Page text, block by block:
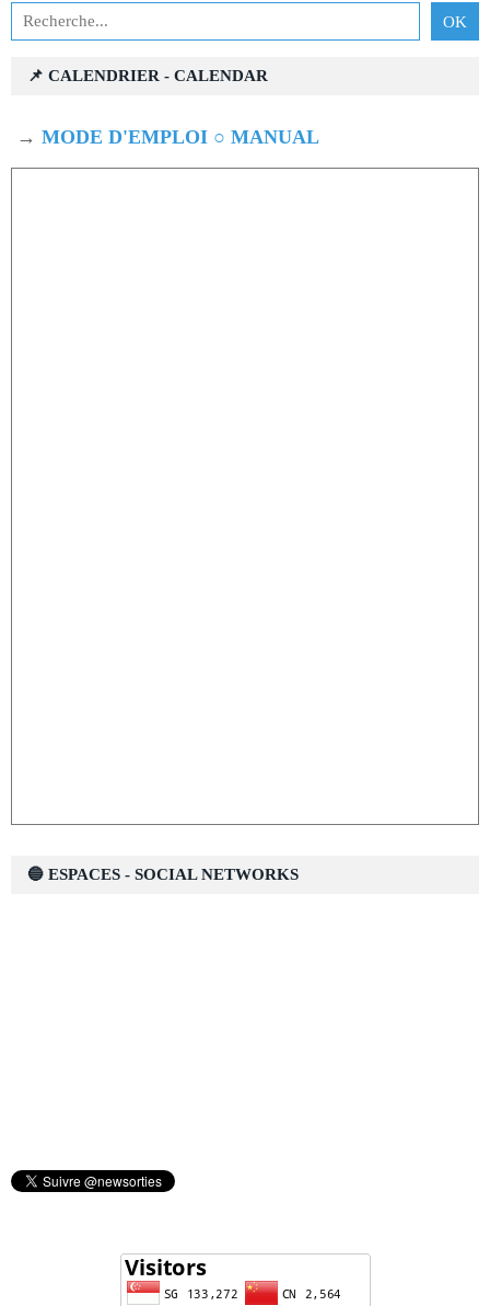
📌 CALENDRIER - CALENDAR
→ MODE D'EMPLOI ○ MANUAL
🔵 ESPACES - SOCIAL NETWORKS